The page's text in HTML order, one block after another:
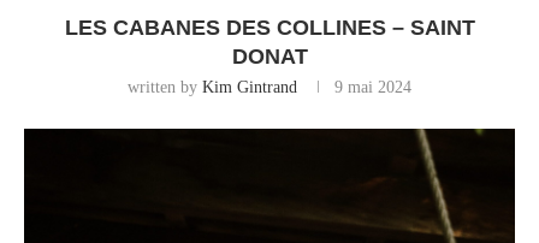
LES CABANES DES COLLINES – SAINT
DONAT
written by Kim Gintrand 9 mai 2024